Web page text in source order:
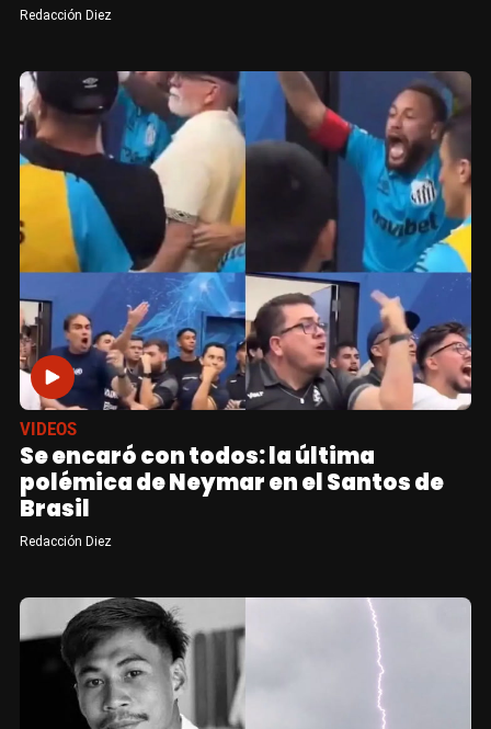
Redacción Diez
VIDEOS
Se encaró con todos: la última
polémica de Neymar en el Santos de
Brasil
Redacción Diez